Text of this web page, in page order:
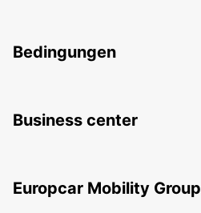
Bedingungen
Business center
Europcar Mobility Group